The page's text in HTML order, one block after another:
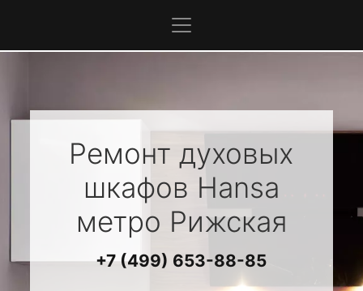
Ремонт духовых
шкафов Hansa
метро Рижская
+7 (499) 653-88-85